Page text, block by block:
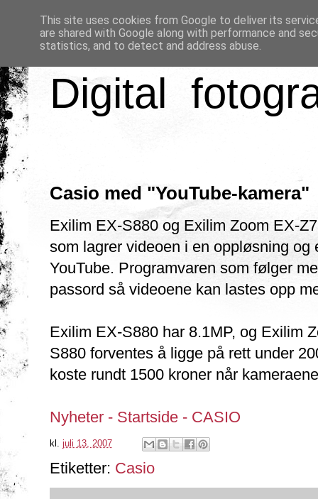
Digital
Casio med "YouTube-kamera"
Exilim EX-S880 og Exilim Zoom EX-
som lagrer videoen i en oppløsning
YouTube. Programvaren som følger
passord så videoene kan lastes opp
Exilim EX-S880 har 8.1MP, og Exilim
S880 forventes å ligge på rett under
koste rundt 1500 kroner når
Nyheter - Startside - CASIO
kl. juli 13, 2007
Etiketter: Casio
This site uses cookies from Google to deliver its
are shared with Google along with performance and
statistics, and to detect and address abuse.